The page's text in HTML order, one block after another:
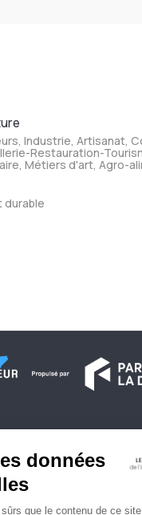
Industrie, Artisanat,
Restauration-
Métiers d'art, Agro-
durable
d'utilisation